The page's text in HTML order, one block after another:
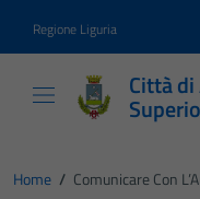
Regione Liguria
Città
Home / Comunicare Con